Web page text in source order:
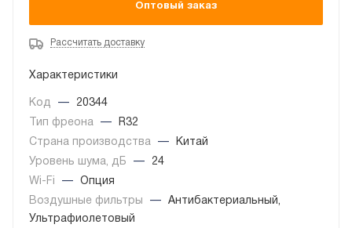
Оптовый заказ
Рассчитать доставку
Характеристики
Код —
20344
Тип фреона
—
R32
Страна производства
—
Китай
Уровень шума, дБ
—
24
Wi-Fi
—
Опция
Воздушные фильтры
—
Антибактериальный,
Ультрафиолетовый